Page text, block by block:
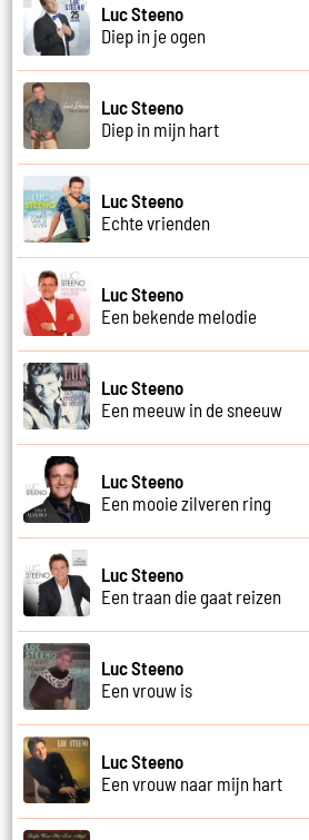
Luc Steeno
Diep in je ogen
Luc Steeno
Diep in mijn hart
Luc Steeno
Echte vrienden
Luc Steeno
Een bekende melodie
Luc Steeno
Een meeuw in de sneeuw
Luc Steeno
Een mooie zilveren ring
Luc Steeno
Een traan die gaat reizen
Luc Steeno
Een vrouw is
Luc Steeno
Een vrouw naar mijn hart